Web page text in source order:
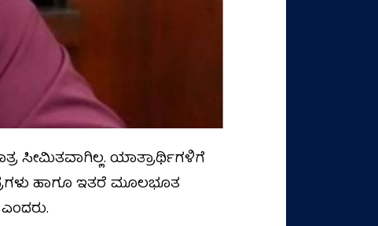
ಯಾತ್ರಾರ್ಥಿಗಳಿಗೆ
ಹಾಗೂ ಇತರೆ ಮೂಲಭೂತ